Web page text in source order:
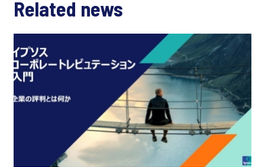
Related news